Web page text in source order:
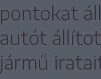
pontokat
autót
jármű